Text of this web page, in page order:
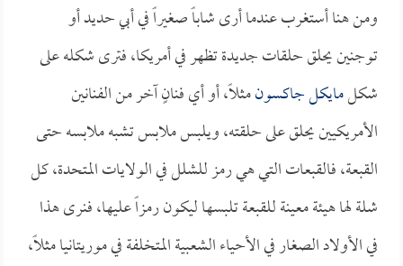
ومن هنا أستغرب عندما أرى شاباً صغيراً في أبي حديد أو
توجنين يحلق حلقات جديدة تظهر في أمريكا، فترى شكله على
شكلمايكل جاكسونمثلاً، أو أي فنانٍ آخر من الفنانين
الأمريكيين يحلق على حلقته، ويلبس ملابس تشبه ملابسه حتى
القبعة، فالقبعات التي هي رمز للشلل في الولايات المتحدة، كل
شلة لها هيئة معينة للقبعة تلبسها ليكون رمزاً عليها، فنرى هذا
في الأولاد الصغار في الأحياء الشعبية المتخلفة في موريتانيا مثلاً،